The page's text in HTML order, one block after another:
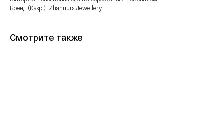
Бренд (Kaspi): Zhannura Jewellery
Смотрите также